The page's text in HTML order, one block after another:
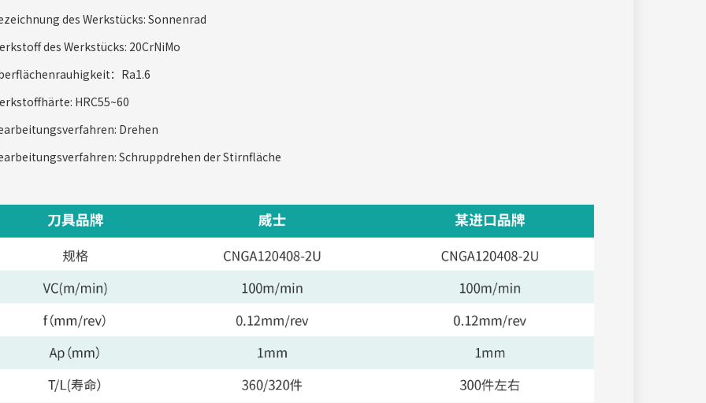
des Werkstücks: Sonnenrad
des Werkstücks: 20CrNiMo
：Ra1.6
HRC55~60
Drehen
Schruppdrehen der Stirnfläche